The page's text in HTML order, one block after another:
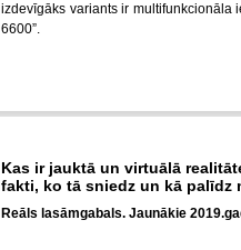
izdevīgāks variants ir multifunkcionāla
6600”.
Kas ir jauktā un virtuālā
fakti, ko tā sniedz un kā palīdz
Reāls lasāmgabals. Jaunākie